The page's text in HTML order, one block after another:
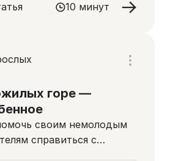
10 минут
горе —
своим немолодым
справиться с